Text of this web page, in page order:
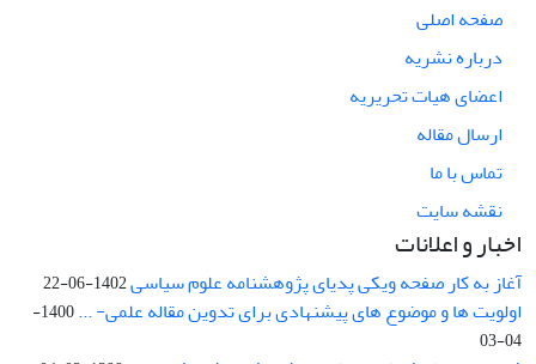
صفحه اصلی
درباره نشریه
اعضای هیات تحریریه
ارسال مقاله
تماس با ما
نقشه سایت
اخبار و اعلانات
آغاز به کار صفحه ویکی پدیای پژوهشنامه علوم سیاسی1402-06-22
اولویت ها و موضوع های پیشنهادی برای تدوین مقاله علمی- ...
1400-
04-03